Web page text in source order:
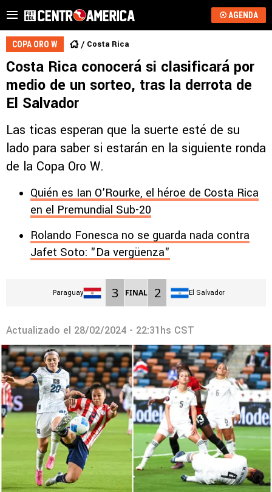
AGENDA
COPA ORO W Costa Rica
Costa Rica conocerá si clasificará por
medio de un sorteo, tras la derrota de
El Salvador
Las ticas esperan que la suerte esté de su
lado para saber si estarán en la siguiente ronda
de la Copa Oro W.
Quién es Ian O’Rourke, el héroe de Costa Rica
en el Premundial Sub-20
Rolando Fonesca no se guarda nada contra
Jafet Soto: "Da vergüenza"
Paraguay 3 FINAL 2 El Salvador
Actualizado el 28/02/2024 - 22:31hs CST